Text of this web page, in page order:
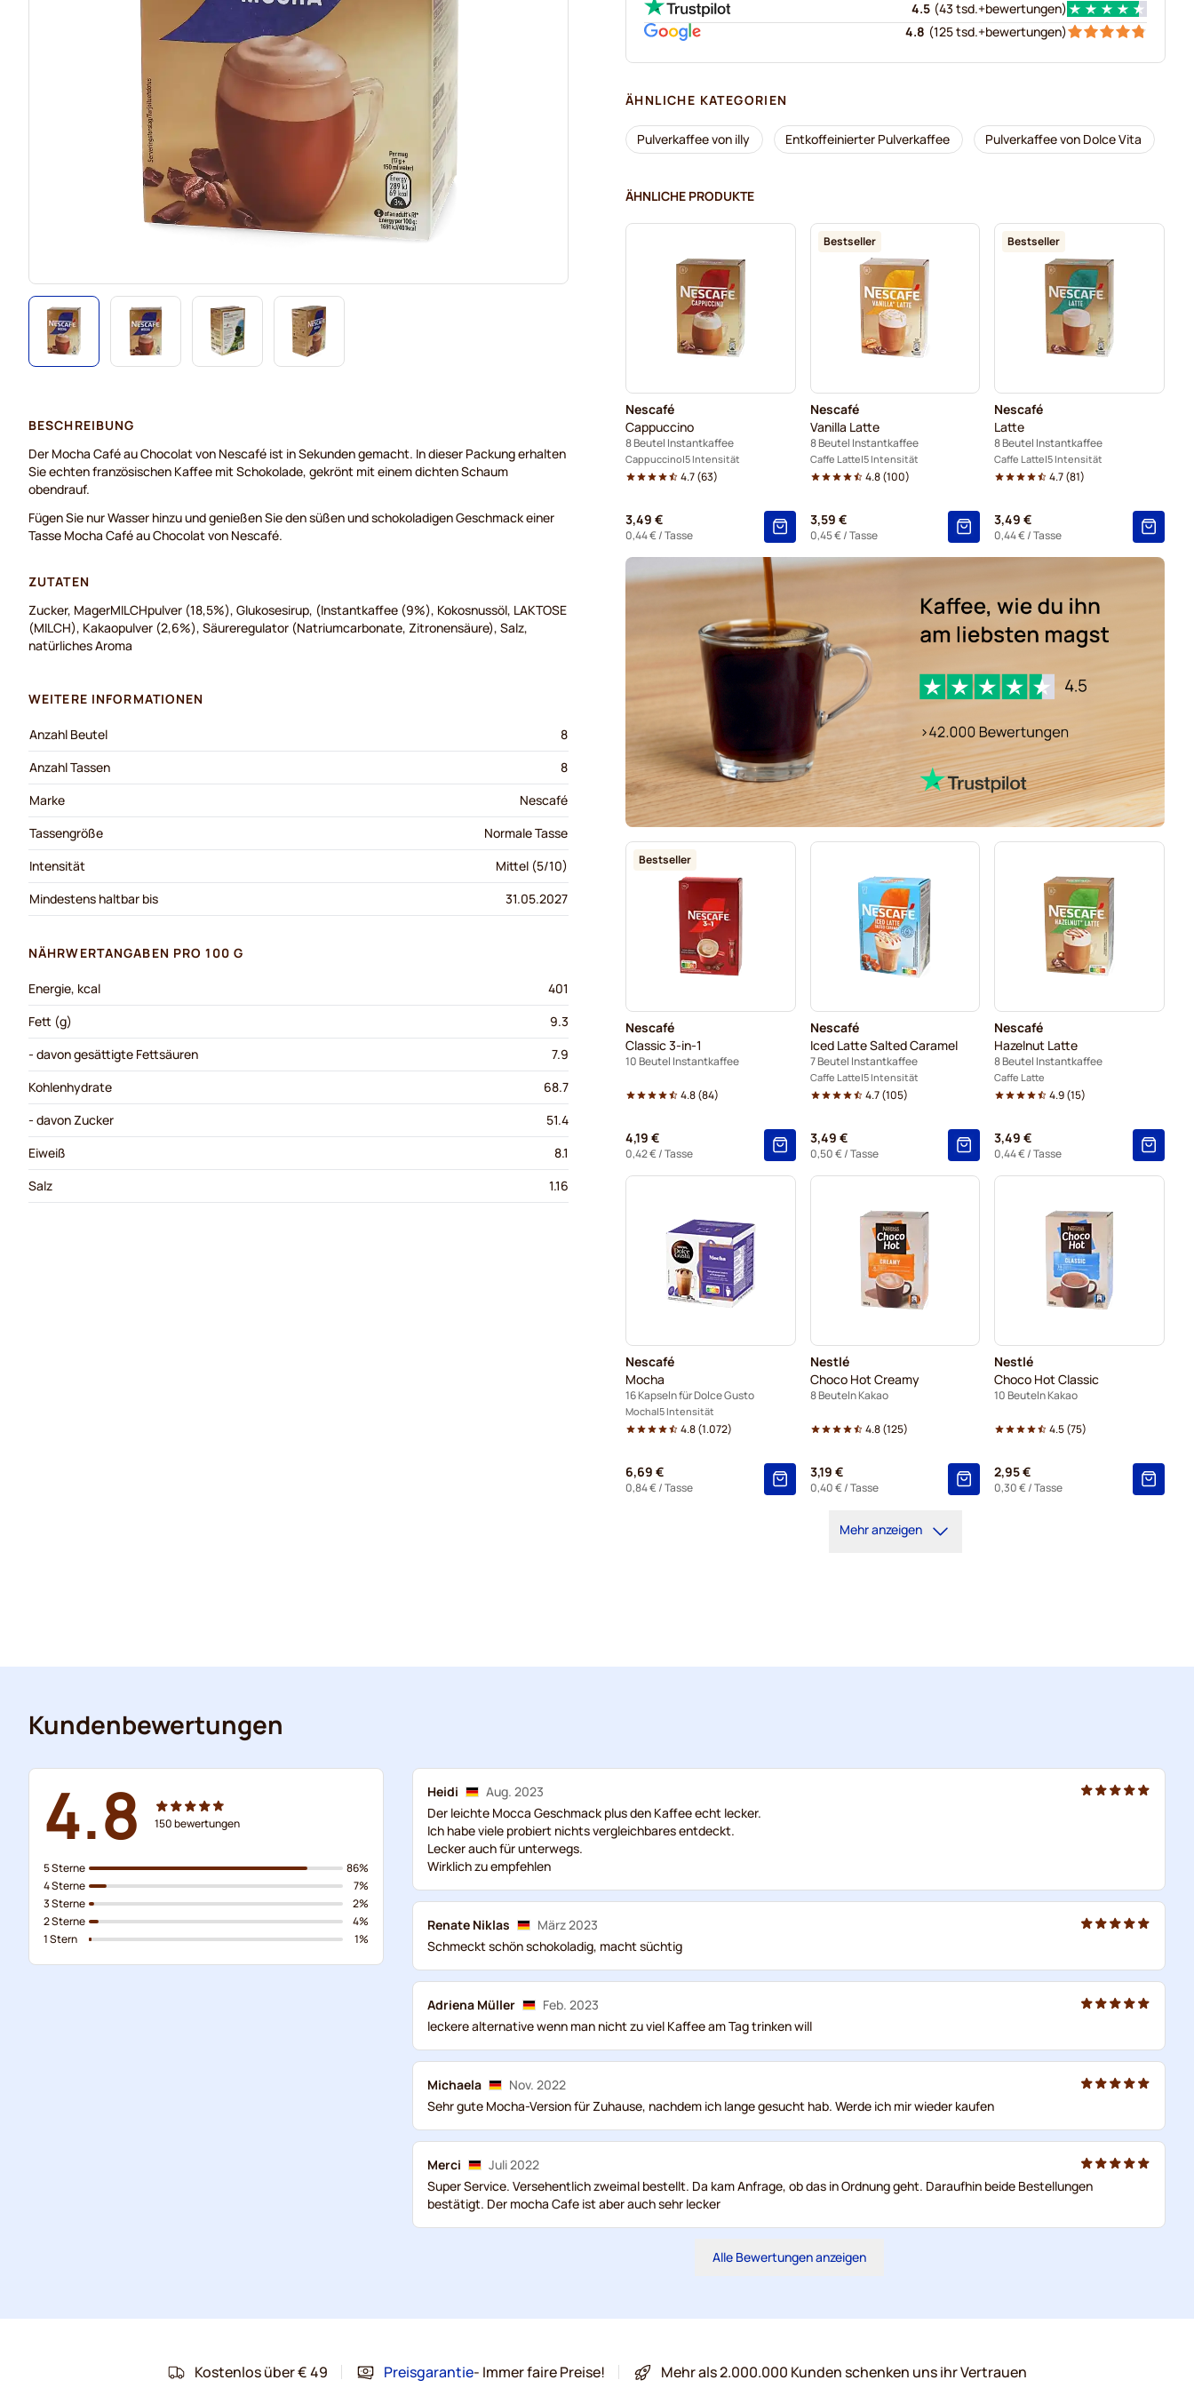
4.5 (43 tsd.+bewertungen)
4.8 (125 tsd.+bewertungen)
ÄHNLICHE KATEGORIEN
Pulverkaffee von illy Entkoffeinierter Pulverkaffee Pulverkaffee von Dolce Vita
ÄHNLICHE PRODUKTE
Nescafé
Cappuccino
8 Beutel Instantkaffee
Cappuccino 5 Intensität
4.7(63)
3,49 €
0,44 €/ Tasse
Bestseller
Nescafé
Vanilla Latte
8 Beutel Instantkaffee
Caffe Latte 5 Intensität
4.8(100)
3,59 €
0,45 €/ Tasse
Bestseller
Nescafé
Latte
8 Beutel Instantkaffee
Caffe Latte 5 Intensität
4.7(81)
3,49 €
0,44 €/ Tasse
Bestseller
Nescafé
Classic 3-in-1
10 Beutel Instantkaffee
4.8(84)
4,19 €
0,42 €/ Tasse
Nescafé
Iced Latte Salted Caramel
7 Beutel Instantkaffee
Caffe Latte 5 Intensität
4.7(105)
3,49 €
0,50 €/ Tasse
Nescafé
Hazelnut Latte
8 Beutel Instantkaffee
Caffe Latte
4.9(15)
3,49 €
0,44 €/ Tasse
Nescafé
Mocha
16 Kapseln für Dolce Gusto
Mocha 5 Intensität
4.8(1.072)
6,69 €
0,84 €/ Tasse
Nestlé
Choco Hot Creamy
8 Beuteln Kakao
4.8(125)
3,19 €
0,40 €/ Tasse
Nestlé
Choco Hot Classic
10 Beuteln Kakao
4.5(75)
2,95 €
0,30 €/ Tasse
Mehr anzeigen
BESCHREIBUNG
Der Mocha Café au Chocolat von Nescafé ist in Sekunden gemacht. In dieser Packung erhalten
Sie echten französischen Kaffee mit Schokolade, gekrönt mit einem dichten Schaum
obendrauf.
Fügen Sie nur Wasser hinzu und genießen Sie den süßen und schokoladigen Geschmack einer
Tasse Mocha Café au Chocolat von Nescafé.
ZUTATEN
Zucker, MagerMILCHpulver (18,5%), Glukosesirup, (Instantkaffee (9%), Kokosnussöl, LAKTOSE
(MILCH), Kakaopulver (2,6%), Säureregulator (Natriumcarbonate, Zitronensäure), Salz,
natürliches Aroma
WEITERE INFORMATIONEN
Anzahl Beutel
8
Anzahl Tassen
8
Marke
Nescafé
Tassengröße
Normale Tasse
Intensität
Mittel (5/10)
Mindestens haltbar bis
31.05.2027
NÄHRWERTANGABEN PRO 100 G
Energie, kcal
401
Fett (g)
9.3
- davon gesättigte Fettsäuren
7.9
Kohlenhydrate
68.7
- davon Zucker
51.4
Eiweiß
8.1
Salz
1.16
Kundenbewertungen
4.8 150bewertungen
5 Sterne
4 Sterne
3 Sterne
2 Sterne
1 Stern
86%
7%
2%
4%
1%
Heidi
Aug. 2023
Der leichte Mocca Geschmack plus den Kaffee echt lecker.
Ich habe viele probiert nichts vergleichbares entdeckt.
Lecker auch für unterwegs.
Wirklich zu empfehlen
Renate Niklas
März 2023
Schmeckt schön schokoladig, macht süchtig
Adriena Müller
Feb. 2023
leckere alternative wenn man nicht zu viel Kaffee am Tag trinken will
Michaela
Nov. 2022
Sehr gute Mocha-Version für Zuhause, nachdem ich lange gesucht hab. Werde ich mir wieder kaufen
Merci
Juli 2022
Super Service. Versehentlich zweimal bestellt. Da kam Anfrage, ob das in Ordnung geht. Daraufhin beide Bestellungen
bestätigt. Der mocha Cafe ist aber auch sehr lecker
Alle Bewertungen anzeigen
Kostenlos über € 49 Preisgarantie- Immer faire Preise! Mehr als 2.000.000 Kunden schenken uns ihr Vertrauen